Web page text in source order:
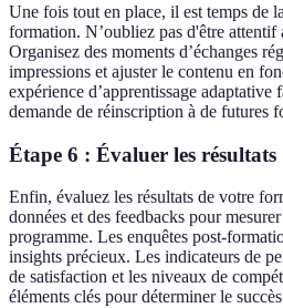
Une fois tout en place, il est temps de
formation. N’oubliez pas d'être attentif
Organisez des moments d’échanges
impressions et ajuster le contenu en
expérience d’apprentissage adaptative
demande de réinscription à de futures
Étape 6 : Évaluer les résultats
Enfin, évaluez les résultats de votre
données et des feedbacks pour
programme. Les enquêtes post-
insights précieux. Les indicateurs de
de satisfaction et les niveaux de
éléments clés pour déterminer le